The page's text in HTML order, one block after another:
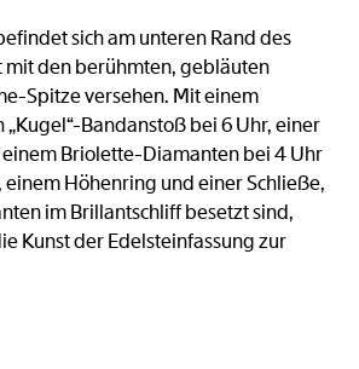
sich am unteren Rand des
den berühmten, gebläuten
Spitze versehen. Mit einem
Bandanstoß bei 6 Uhr, einer
Briolette-Diamanten bei 4 Uhr
einem Höhenring und einer Schließe,
im Brillantschliff besetzt sind,
Kunst der Edelsteinfassung zur